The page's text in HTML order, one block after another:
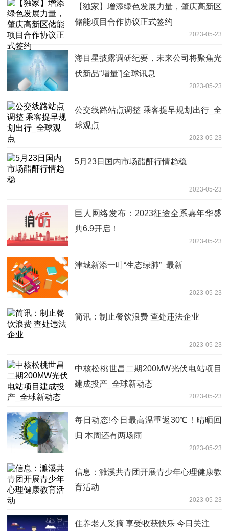
【独家】增添绿色发展力量，肇庆高新区
储能项目合作协议正式签约
2023-05-23
海目星披露调研纪要，未来公司将聚焦光
伏新品“增量”|全球讯息
2023-05-23
公交线路站点调整 乘客提早规划出行_全
球观点
2023-05-23
5月23日国内市场醋酐行情趋稳
2023-05-23
巨人网络发布：2023征途全系嘉年华盛
典6.9开启！
2023-05-23
津城新添一叶“生态绿肺”_最新
2023-05-23
简讯：制止餐饮浪费 查处违法企业
2023-05-23
中核松桃世昌二期200MW光伏电站项目
建成投产_全球新动态
2023-05-23
每日动态!今日最高温重返30℃！晴晒回
归 本周还有两场雨
2023-05-23
信息：濉溪共青团开展青少年心理健康教
育活动
2023-05-23
住养老人采摘 享受收获快乐 今日关注